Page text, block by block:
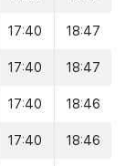
17:40 18:47
17:40 18:47
17:40 18:46
17:40 18:46